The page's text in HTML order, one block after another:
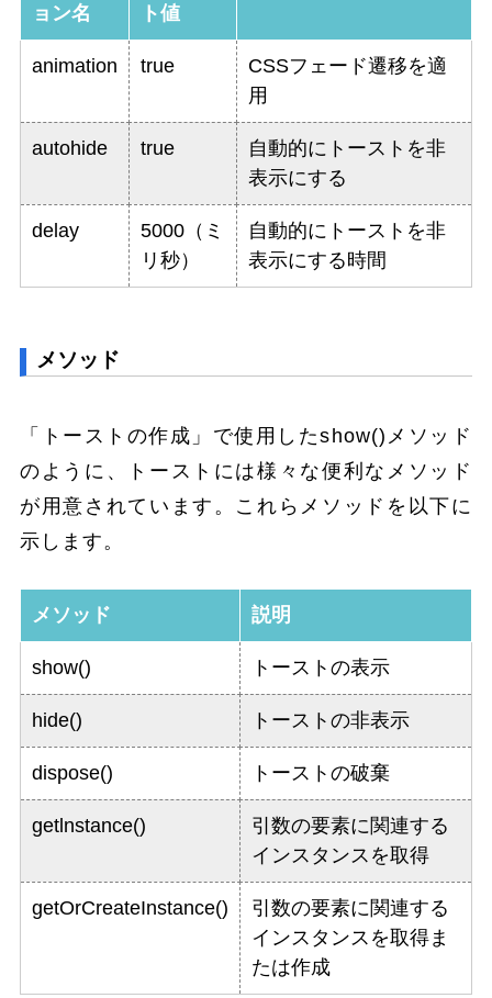
ョン名
ト値
animation true
CSSフェード遷移を適
用
autohide true
自動的にトーストを非
表示にする
delay
5000（ミ
リ秒）
自動的にトーストを非
表示にする時間
メソッド
「トーストの作成」で使用したshow()メソッド
のように、トーストには様々な便利なメソッド
が用意されています。これらメソッドを以下に
示します。
メソッド 説明
show() トーストの表示
hide() トーストの非表示
dispose() トーストの破棄
getlnstance()
引数の要素に関連する
インスタンスを取得
getOrCreateInstance()
引数の要素に関連する
インスタンスを取得ま
たは作成